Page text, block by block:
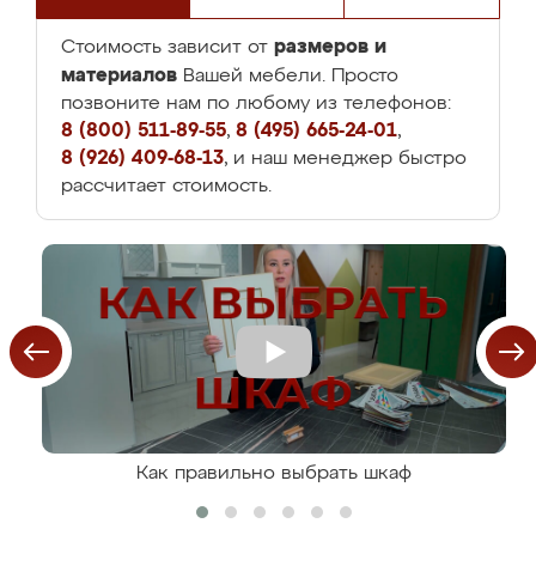
Стоимость зависит от размеров и
материалов Вашей мебели. Просто
позвоните нам по любому из телефонов:
8 (800) 511-89-55, 8 (495) 665-24-01,
8 (926) 409-68-13, и наш менеджер быстро
рассчитает стоимость.
Как правильно выбрать шкаф